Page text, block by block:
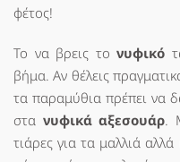
φέτος!
To να βρεις το νυφικό
βήμα. Αν θέλεις
τα παραμύθια πρέπει να
στα νυφικά αξεσουάρ.
τιάρες για τα μαλλιά